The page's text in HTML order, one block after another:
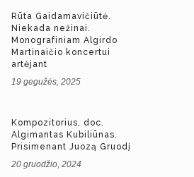
Rūta Gaidamavičiūtė.
Niekada nežinai.
Monografiniam Algirdo
Martinaičio koncertui
artėjant
19 gegužės, 2025
Kompozitorius, doc.
Algimantas Kubiliūnas.
Prisimenant Juozą Gruodį
20 gruodžio, 2024